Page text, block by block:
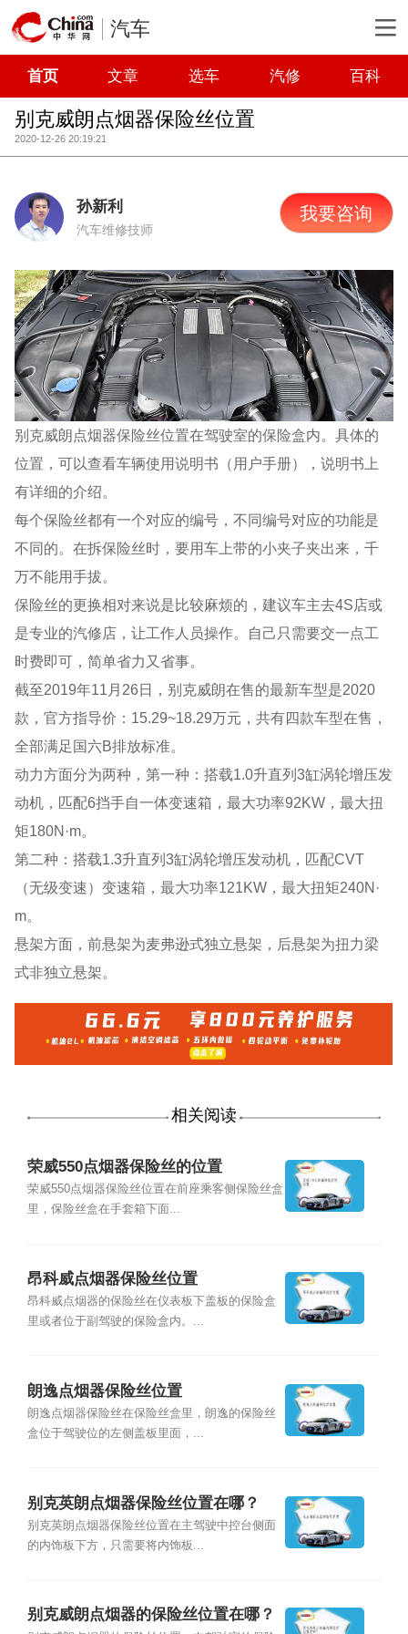
汽车
首页 文章 选车 汽修 百科
别克威朗点烟器保险丝位置
2020-12-26 20:19:21
孙新利
汽车维修技师
我要咨询
别克威朗点烟器保险丝位置在驾驶室的保险盒内。具体的
位置，可以查看车辆使用说明书（用户手册），说明书上
有详细的介绍。
每个保险丝都有一个对应的编号，不同编号对应的功能是
不同的。在拆保险丝时，要用车上带的小夹子夹出来，千
万不能用手拔。
保险丝的更换相对来说是比较麻烦的，建议车主去4S店或
是专业的汽修店，让工作人员操作。自己只需要交一点工
时费即可，简单省力又省事。
截至2019年11月26日，别克威朗在售的最新车型是2020
款，官方指导价：15.29~18.29万元，共有四款车型在售，
全部满足国六B排放标准。
动力方面分为两种，第一种：搭载1.0升直列3缸涡轮增压发
动机，匹配6挡手自一体变速箱，最大功率92KW，最大扭
矩180N·m。
第二种：搭载1.3升直列3缸涡轮增压发动机，匹配CVT
（无级变速）变速箱，最大功率121KW，最大扭矩240N·
m。
悬架方面，前悬架为麦弗逊式独立悬架，后悬架为扭力梁
式非独立悬架。
相关阅读
荣威550点烟器保险丝的位置
荣威550点烟器保险丝位置在前座乘客侧保险丝盒
里，保险丝盒在手套箱下面...
昂科威点烟器保险丝位置
昂科威点烟器的保险丝在仪表板下盖板的保险盒
里或者位于副驾驶的保险盒内。...
朗逸点烟器保险丝位置
朗逸点烟器保险丝在保险丝盒里，朗逸的保险丝
盒位于驾驶位的左侧盖板里面，...
别克英朗点烟器保险丝位置在哪？
别克英朗点烟器保险丝位置在主驾驶中控台侧面
的内饰板下方，只需要将内饰板...
别克威朗点烟器的保险丝位置在哪？